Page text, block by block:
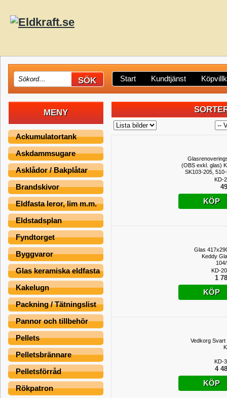
Start Kundtjänst
MENY
Ackumulatortank
Askdammsugare
Asklådor / Bakplåtar
Brandskivor
Eldfasta leror, lim m.m.
Eldstadsplan
Fyndtorget
Byggvaror
Glas keramiska eldfasta
Kakelugn
Packning / Tätningslist
Pannor och tillbehör
Pellets
Pelletsbrännare
Pelletsförråd
Rökpatron
(OBS exkl. glas)
SK103-205,
KD-
KÖP
Glas
Keddy
panoramaglas,
KD-
1
KÖP
Vedkorg Svart
KD-
4
KÖP